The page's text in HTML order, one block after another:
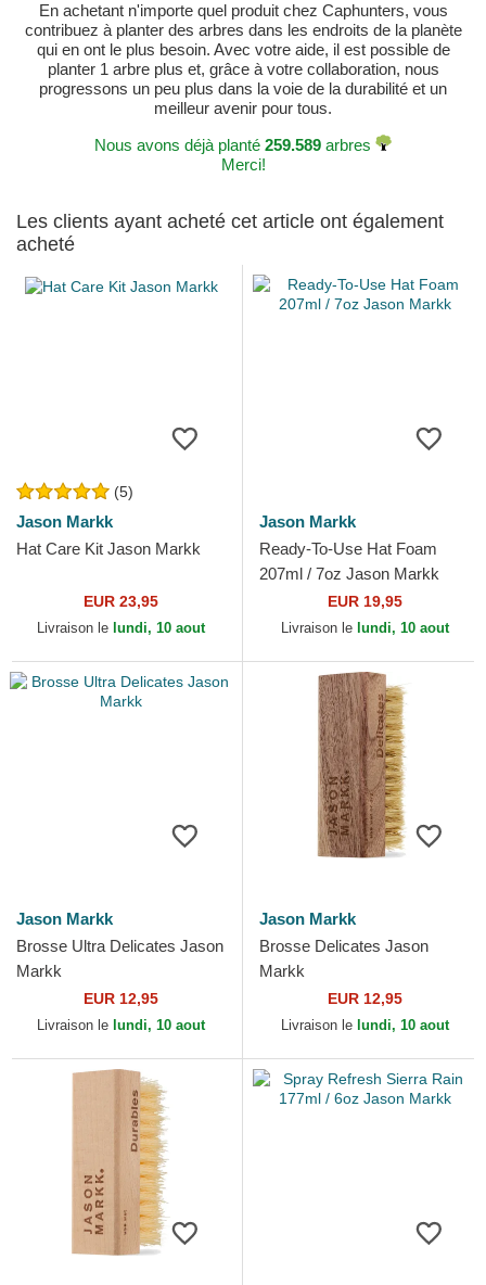
En achetant n'importe quel produit chez Caphunters, vous
contribuez à planter des arbres dans les endroits de la planète
qui en ont le plus besoin. Avec votre aide, il est possible de
planter 1 arbre plus et, grâce à votre collaboration, nous
progressons un peu plus dans la voie de la durabilité et un
meilleur avenir pour tous.
Nous avons déjà planté 259.589 arbres
Merci!
Les clients ayant acheté cet article ont également
acheté
(5)
Jason Markk
Hat Care Kit Jason Markk
EUR 23,95
Livraison le lundi, 10 aout
Jason Markk
Ready-To-Use Hat Foam
207ml / 7oz Jason Markk
EUR 19,95
Livraison le lundi, 10 aout
Jason Markk
Brosse Ultra Delicates Jason
Markk
EUR 12,95
Livraison le lundi, 10 aout
Jason Markk
Brosse Delicates Jason
Markk
EUR 12,95
Livraison le lundi, 10 aout